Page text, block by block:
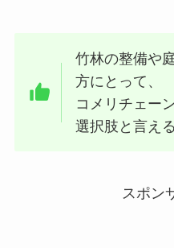
竹林の整備や
方にとって、
コメリチェー
選択肢と言え
スポン